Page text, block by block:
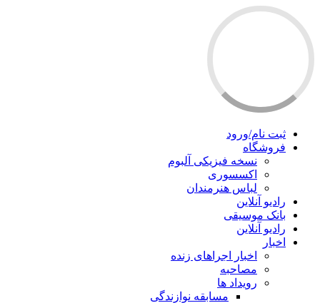
ثبت نام/ورود
فروشگاه
نسخه فیزیکی آلبوم
اکسسوری
لباس هنرمندان
رادیو آنلاین
بانک موسیقی
رادیو آنلاین
اخبار
اخبار اجراهای زنده
مصاحبه
رویداد ها
مسابقه نوازندگی